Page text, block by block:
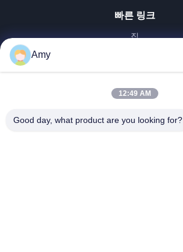
빠른 링크
집
화면
VR 전시회
공장 여행
Amy
12:49 AM
Good day, what product are you looking for?